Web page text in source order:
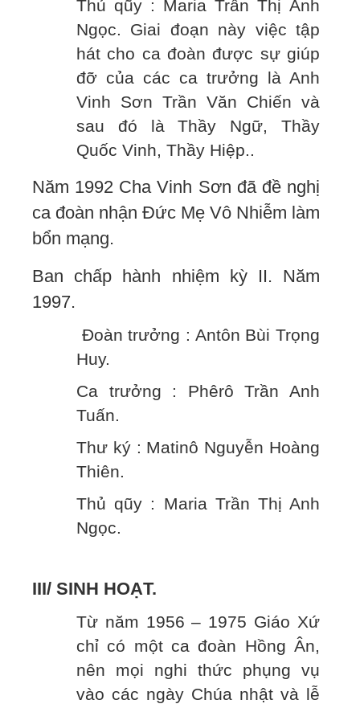
Thủ qũy : Maria Trần Thị Ánh
Ngọc. Giai đoạn này việc tập
hát cho ca đoàn được sự giúp
đỡ của các ca trưởng là Anh
Vinh Sơn Trần Văn Chiến và
sau đó là Thầy Ngữ, Thầy
Quốc Vinh, Thầy Hiệp..
Năm 1992 Cha Vinh Sơn đã đề nghị
ca đoàn nhận Đức Mẹ Vô Nhiễm làm
bổn mạng.
Ban chấp hành nhiệm kỳ II. Năm
1997.
Đoàn trưởng : Antôn Bùi Trọng
Huy.
Ca trưởng : Phêrô Trần Anh
Tuấn.
Thư ký : Matinô Nguyễn Hoàng
Thiên.
Thủ qũy : Maria Trần Thị Anh
Ngọc.
III/ SINH HOẠT.
Từ năm 1956 – 1975 Giáo Xứ
chỉ có một ca đoàn Hồng Ân,
nên mọi nghi thức phụng vụ
vào các ngày Chúa nhật và lễ